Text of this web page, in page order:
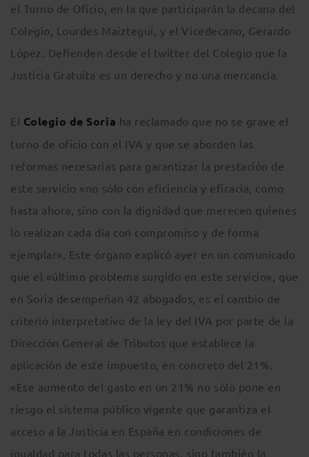
el Turno de Oficio, en la que participarán la decana del
Colegio, Lourdes Maiztegui, y el Vicedecano, Gerardo
López. Defienden desde el twitter del Colegio que la
Justicia Gratuita es un derecho y no una mercancía.
El Colegio de Soria ha reclamado que no se grave el
turno de oficio con el IVA y que se aborden las
reformas necesarias para garantizar la prestación de
este servicio «no sólo con eficiencia y eficacia, como
hasta ahora, sino con la dignidad que merecen quienes
lo realizan cada día con compromiso y de forma
ejemplar». Este órgano explicó ayer en un comunicado
que el «último problema surgido en este servicio», que
en Soria desempeñan 42 abogados, es el cambio de
criterio interpretativo de la ley del IVA por parte de la
Dirección General de Tributos que establece la
aplicación de este impuesto, en concreto del 21%.
«Ese aumento del gasto en un 21% no sólo pone en
riesgo el sistema público vigente que garantiza el
acceso a la Justicia en España en condiciones de
igualdad para todas las personas, sino también la